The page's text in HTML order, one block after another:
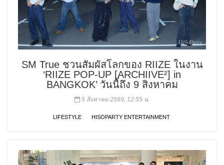
SM True ชวนสัมผัสโลกของ RIIZE ในงาน
‘RIIZE POP-UP [ARCHIIVE²] in
BANGKOK’ วันนี้ถึง 9 สิงหาคม
5 สิงหาคม 2569, 12:55 น.
LIFESTYLE HISOPARTY ENTERTAINMENT